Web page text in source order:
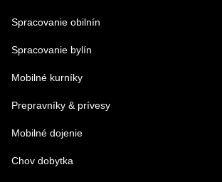
Spracovanie obilnín
Spracovanie bylín
Mobilné kurníky
Prepravníky & prívesy
Mobilné dojenie
Chov dobytka